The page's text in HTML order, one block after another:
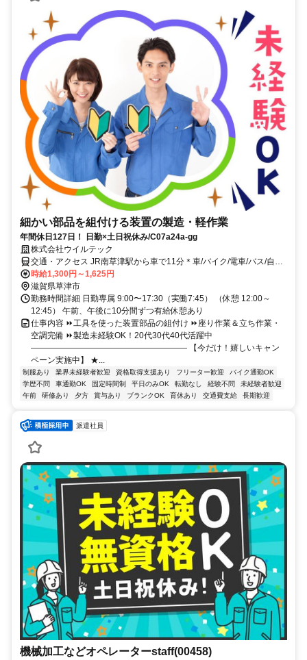
細かい部品を組付ける装置の製造・軽作業
年間休日127日！ 日勤×土日祝休み/C07a24a-gg
株式会社ウイルテック
交通・アクセス JR南草津駅から車で11分＊車/バイク/電車/バス/自転
車/徒歩通勤OK
時給1,300円～1,625円
滋賀県草津市
勤務時間詳細 日勤専属 9:00〜17:30（実働7:45） （休憩 12:00～
12:45） 午前、午後に10分間ずつ有給休憩あり
仕事内容 ⏩工具を使った装置部品の組付け ⏩座り作業＆立ち作業・
空調完備 ⏩製造未経験OK！20代30代40代活躍中
――――――――――――――――――― 【今だけ！嬉しいキャン
ペーン実施中】 ★...
制服あり 業界未経験者歓迎 資格取得支援あり フリーター歓迎
バイク通勤OK
学歴不問
車通勤OK 固定時間制 平日のみOK 転勤なし 経験不問
未経験者歓迎
午前
研修あり 夕方 賞与あり ブランクOK 育休あり 交通費支給 長期歓迎
派遣社員
機械加工などオペレーターstaff(00458)